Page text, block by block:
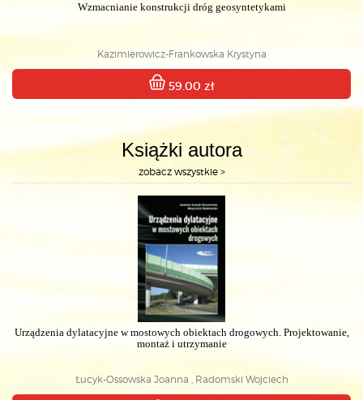
Wzmacnianie konstrukcji dróg geosyntetykami
Kazimierowicz-Frankowska Krystyna
59.00 zł
Książki autora
zobacz wszystkie >
Urządzenia dylatacyjne w mostowych obiektach drogowych. Projektowanie,
montaż i utrzymanie
Łucyk-Ossowska Joanna , Radomski Wojciech